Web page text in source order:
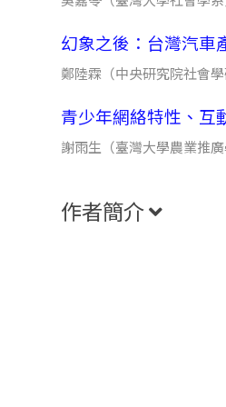
幻象之後：台灣汽車
鄭陸霖（中央研究院社會
青少年網絡特性、互
謝雨生（臺灣大學農業推
作者簡介